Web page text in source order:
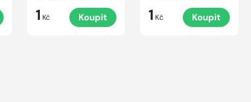
1 Kč Koupit 1 Kč Koupit